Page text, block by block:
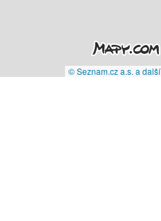
© Seznam.cz a.s. a další